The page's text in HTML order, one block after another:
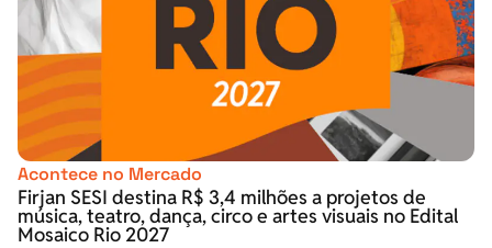
Acontece no Mercado
Firjan SESI destina R$ 3,4 milhões a projetos de
música, teatro, dança, circo e artes visuais no Edital
Mosaico Rio 2027